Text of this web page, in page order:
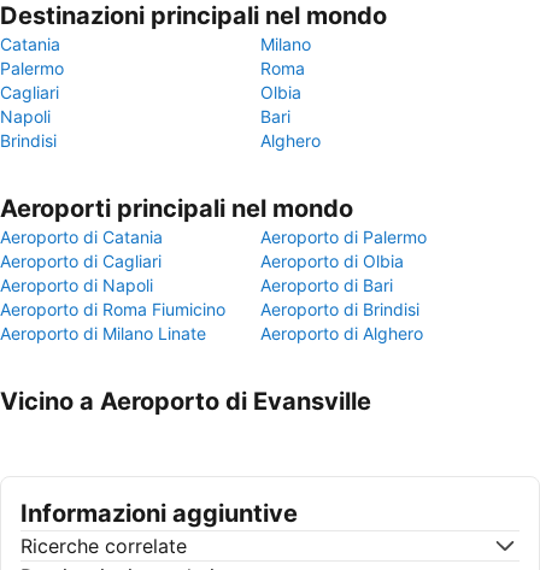
Destinazioni principali nel mondo
Catania
Milano
Palermo
Roma
Cagliari
Olbia
Napoli
Bari
Brindisi
Alghero
Aeroporti principali nel mondo
Aeroporto di Catania
Aeroporto di Palermo
Aeroporto di Cagliari
Aeroporto di Olbia
Aeroporto di Napoli
Aeroporto di Bari
Aeroporto di Roma Fiumicino
Aeroporto di Brindisi
Aeroporto di Milano Linate
Aeroporto di Alghero
Vicino a Aeroporto di Evansville
Informazioni aggiuntive
Ricerche correlate